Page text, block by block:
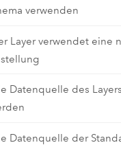
verwenden
Layer verwendet eine
Datenquelle des
Datenquelle der